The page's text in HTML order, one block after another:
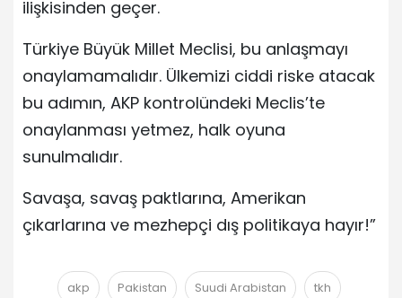
ilişkisinden geçer.
Türkiye Büyük Millet Meclisi, bu anlaşmayı
onaylamamalıdır. Ülkemizi ciddi riske atacak
bu adımın, AKP kontrolündeki Meclis’te
onaylanması yetmez, halk oyuna
sunulmalıdır.
Savaşa, savaş paktlarına, Amerikan
çıkarlarına ve mezhepçi dış politikaya hayır!”
akp Pakistan Suudi Arabistan tkh